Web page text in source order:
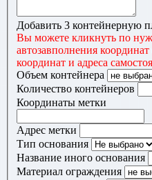
Добавить 3 контейнерную
Вы можете кликнуть по
автозавполнения
координат и адреса
Объем контейнера
Количество контейнеров
Координаты метки
Адрес метки
Тип основания
Название иного основания
Материал ограждения